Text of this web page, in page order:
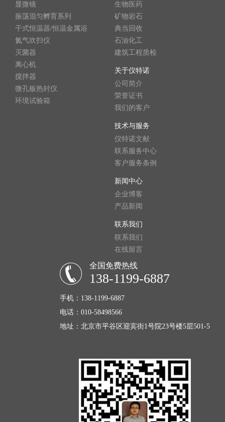
显微镜
振荡混匀孵育系列
干式恒温器/恒温金属浴
氮气吹扫仪
灭菌器
离心机
搅拌器
微孔板热封仪
环境试验箱
生物医药
矿物岩石
典当回收
石油化工
建筑工程质检
关于仪特诺
公司简介
荣誉证书
我们的客户
技术与服务
仪特诺文献
联系服务中心
客户服务条例
新闻中心
企业博客
产品新闻
联系我们
联系我们
在线留言
全国免费热线
138-1199-6887
手机：138-1199-6887
电话：010-58498566
地址：北京市平谷区迎宾街1号院23号楼5层501-5